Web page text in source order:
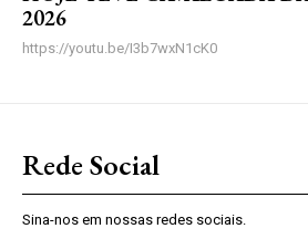
2026
https://youtu.be/I3b7wxN1cK0
Rede Social
Sina-nos em nossas redes sociais.